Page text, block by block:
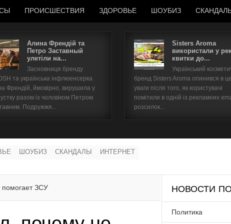
ПРОИСШЕСТВИЯ ЗДОРОВЬЕ ШОУБИЗ
Алина Френдій та
Петро Заставный
улетіли на...
Засновниця бренду
та українська інфлюенсерка
Френдій, ймовірно, вирушила у
разом із чоловіком Петром
Подружжя...
Sisters Aroma
використали у
квитки до...
Український
бренд Sisters Aroma опинився в
уваги після того, як користувачі
помітили в одній із рекламних
розсилок...
ШОУБИЗ СКАНДАЛЫ ИНТЕРНЕТ
ЗСУ НОВОСТИ
Политика
Имя пользователя
Забыли имя пользователя?